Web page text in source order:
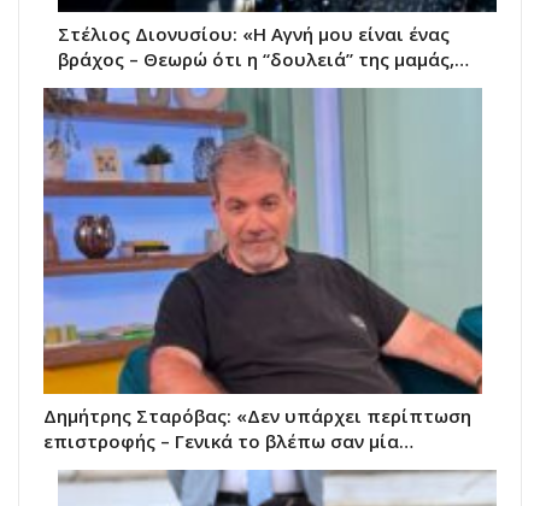
Στέλιος Διονυσίου: «Η Αγνή μου είναι ένας
βράχος – Θεωρώ ότι η “δουλειά” της μαμάς,…
Δημήτρης Σταρόβας: «Δεν υπάρχει περίπτωση
επιστροφής – Γενικά το βλέπω σαν μία…